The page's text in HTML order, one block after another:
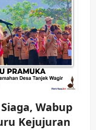
Warga Wage
Rakyat Jalan
UMKM Sambil
2026
Wakaf,
Wabup
Kejujuran